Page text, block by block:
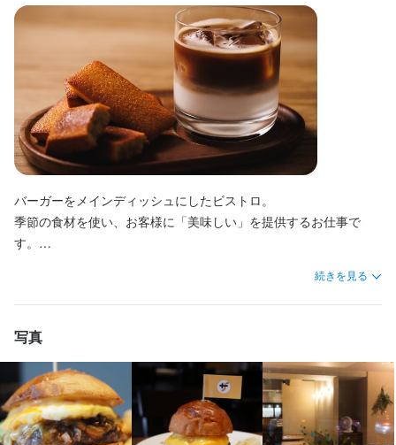
バーガーをメインディッシュにしたビストロ。
季節の食材を使い、お客様に「美味しい」を提供するお仕事で
す。
他にもメニュー開発のコツや経営上の考え方など、料理人以外の
大事なスキルも学べるので、将来につながるスキルを身に付ける
ことができるのが魅力です。
しっかりとていねいな説明で教えるので、昔ながらの職人気質が
ない職場としても魅力の一つです。
続きを見る
写真
契約期間の定め無し
社会保険完備
まかない・食事補助あり 社会保険完備 制服貸与 社員登用制度あり
ひげOK
ネイルOK ピアスOK
特徴
未経験者歓迎
【ホールスタッフ】
ホールの接客を中心にのち、顧客満足の向上を心がけて前向きで
元気ある方お待ちしています！
今後はスタッフの管理を中心にサービス品質の維持はもちろん店
舗全体のリーダーシップをとっていただければと思っておりま
社会保険完備
社会保険完備 制服貸与 社員登用制度あり
ピアスOK
特徴
未経験者歓迎 独立希望者歓迎 フリーター歓迎
仕事内容
【調理スタッフ】
この仕事のおすすめポイント
【独立希望者歓迎】
店舗運営のノウハウ、仕入れ業者の紹介など、将来の独立に向け
必要なことはすべて教えます。